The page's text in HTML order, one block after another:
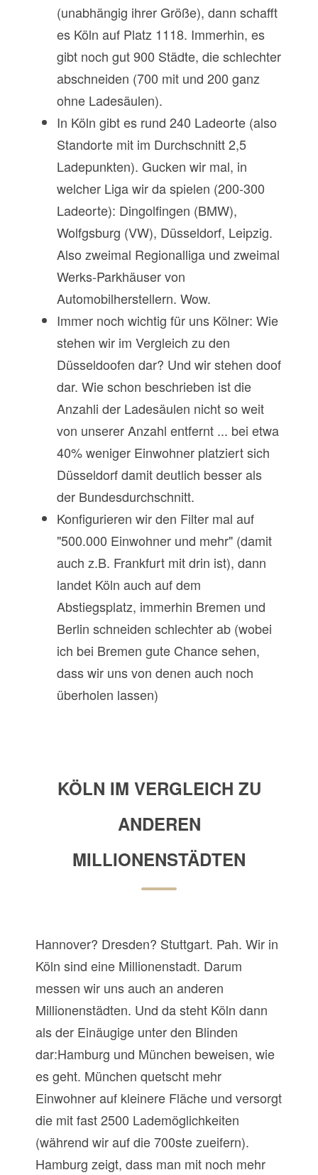
(unabhängig ihrer Größe), dann schafft
es Köln auf Platz 1118. Immerhin, es
gibt noch gut 900 Städte, die schlechter
abschneiden (700 mit und 200 ganz
ohne Ladesäulen).
In Köln gibt es rund 240 Ladeorte (also
Standorte mit im Durchschnitt 2,5
Ladepunkten). Gucken wir mal, in
welcher Liga wir da spielen (200-300
Ladeorte): Dingolfingen (BMW),
Wolfgsburg (VW), Düsseldorf, Leipzig.
Also zweimal Regionalliga und zweimal
Werks-Parkhäuser von
Automobilherstellern. Wow.
Immer noch wichtig für uns Kölner: Wie
stehen wir im Vergleich zu den
Düsseldoofen dar? Und wir stehen doof
dar. Wie schon beschrieben ist die
Anzahli der Ladesäulen nicht so weit
von unserer Anzahl entfernt ... bei etwa
40% weniger Einwohner platziert sich
Düsseldorf damit deutlich besser als
der Bundesdurchschnitt.
Konfigurieren wir den Filter mal auf
"500.000 Einwohner und mehr" (damit
auch z.B. Frankfurt mit drin ist), dann
landet Köln auch auf dem
Abstiegsplatz, immerhin Bremen und
Berlin schneiden schlechter ab (wobei
ich bei Bremen gute Chance sehen,
dass wir uns von denen auch noch
überholen lassen)
KÖLN IM VERGLEICH ZU
ANDEREN
MILLIONENSTÄDTEN
Hannover? Dresden? Stuttgart. Pah. Wir in
Köln sind eine Millionenstadt. Darum
messen wir uns auch an anderen
Millionenstädten. Und da steht Köln dann
als der Einäugige unter den Blinden
dar:Hamburg und München beweisen, wie
es geht. München quetscht mehr
Einwohner auf kleinere Fläche und versorgt
die mit fast 2500 Lademöglichkeiten
(während wir auf die 700ste zueifern).
Hamburg zeigt, dass man mit noch mehr